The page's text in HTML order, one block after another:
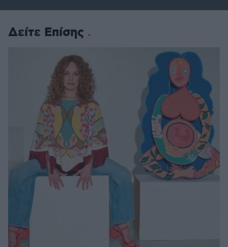
Δείτε Επίσης